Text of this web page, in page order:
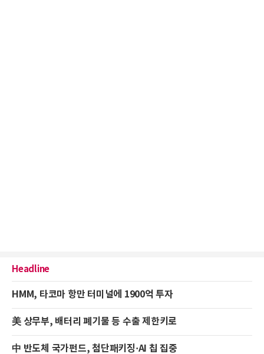
Headline
HMM, 타코마 항만 터미널에 1900억 투자
美 상무부, 배터리 폐기물 등 수출 제한키로
中 반도체 국가펀드, 첨단패키징·AI 칩 집중